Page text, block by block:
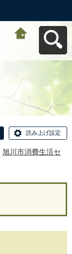
読み上げ設定
旭川市消費生活セ